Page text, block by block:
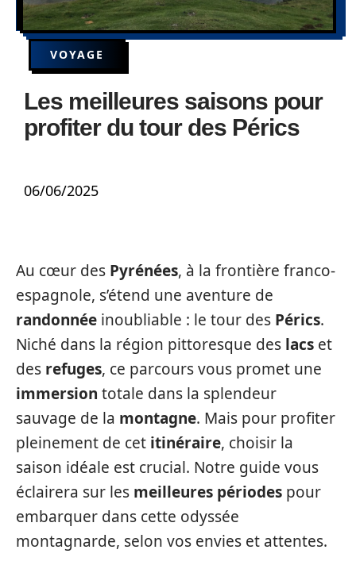
VOYAGE
Les meilleures saisons pour
profiter du tour des Pérics
06/06/2025
Au cœur des Pyrénées, à la frontière franco-
espagnole, s’étend une aventure de
randonnée inoubliable : le tour des Pérics.
Niché dans la région pittoresque des lacs et
des refuges, ce parcours vous promet une
immersion totale dans la splendeur
sauvage de la montagne. Mais pour profiter
pleinement de cet itinéraire, choisir la
saison idéale est crucial. Notre guide vous
éclairera sur les meilleures périodes pour
embarquer dans cette odyssée
montagnarde, selon vos envies et attentes.